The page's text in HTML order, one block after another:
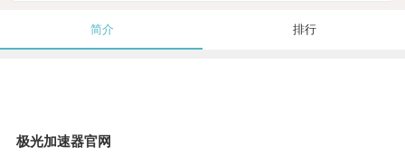
简介 排行
极光加速器官网